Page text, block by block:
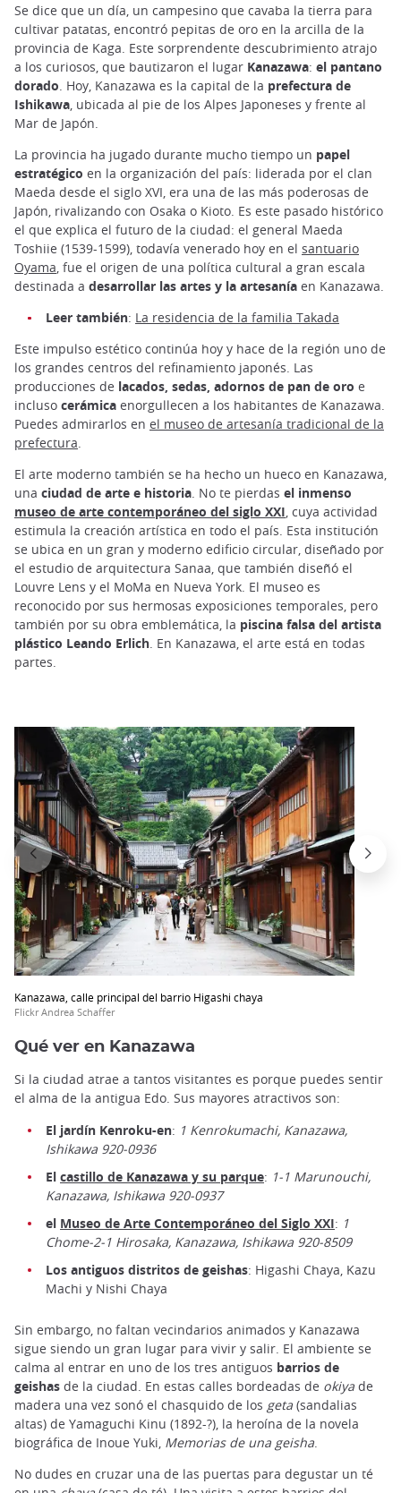
Se dice que un día, un campesino que cavaba la tierra para
cultivar patatas, encontró pepitas de oro en la arcilla de la
provincia de Kaga. Este sorprendente descubrimiento atrajo
a los curiosos, que bautizaron el lugar Kanazawa: el pantano
dorado . Hoy, Kanazawa es la capital de la prefectura de
Ishikawa , ubicada al pie de los Alpes Japoneses y frente al
Mar de Japón.
La provincia ha jugado durante mucho tiempo un papel
estratégico en la organización del país: liderada por el clan
Maeda desde el siglo XVI, era una de las más poderosas de
Japón, rivalizando con Osaka o Kioto. Es este pasado histórico
el que explica el futuro de la ciudad: el general Maeda
Toshiie (1539-1599), todavía venerado hoy en el santuario
Oyama, fue el origen de una política cultural a gran escala
destinada a desarrollar las artes y la artesanía en Kanazawa.
Leer también: La residencia de la familia Takada
Este impulso estético continúa hoy y hace de la región uno de
los grandes centros del refinamiento japonés. Las
producciones de lacados, sedas, adornos de pan de oro e
incluso cerámica enorgullecen a los habitantes de Kanazawa.
Puedes admirarlos en el museo de artesanía tradicional de la
prefectura.
El arte moderno también se ha hecho un hueco en Kanazawa,
una ciudad de arte e historia. No te pierdas el inmenso
museo de arte contemporáneo del siglo XXI, cuya actividad
estimula la creación artística en todo el país. Esta institución
se ubica en un gran y moderno edificio circular, diseñado por
el estudio de arquitectura Sanaa, que también diseñó el
Louvre Lens y el MoMa en Nueva York. El museo es
reconocido por sus hermosas exposiciones temporales, pero
también por su obra emblemática, la piscina falsa del artista
plástico Leando Erlich. En Kanazawa, el arte está en todas
partes.
Kanazawa, calle principal del barrio Higashi chaya
Flickr Andrea Schaffer
Qué ver en Kanazawa
Si la ciudad atrae a tantos visitantes es porque puedes sentir
el alma de la antigua Edo. Sus mayores atractivos son:
El jardín Kenroku-en: 1 Kenrokumachi, Kanazawa,
Ishikawa 920-0936
El castillo de Kanazawa y su parque: 1-1 Marunouchi,
Kanazawa, Ishikawa 920-0937
el Museo de Arte Contemporáneo del Siglo XXI: 1
Chome-2-1 Hirosaka, Kanazawa, Ishikawa 920-8509
Los antiguos distritos de geishas: Higashi Chaya, Kazu
Machi y Nishi Chaya
Sin embargo, no faltan vecindarios animados y Kanazawa
sigue siendo un gran lugar para vivir y salir. El ambiente se
calma al entrar en uno de los tres antiguos barrios de
geishas de la ciudad. En estas calles bordeadas de okiya de
madera una vez sonó el chasquido de los geta (sandalias
altas) de Yamaguchi Kinu (1892-?), la heroína de la novela
biográfica de Inoue Yuki, Memorias de una geisha
No dudes en cruzar una de las puertas para degustar un té